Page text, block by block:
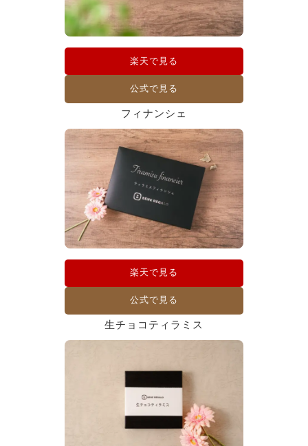
楽天で見る
公式で見る
フィナンシェ
楽天で見る
公式で見る
生チョコティラミス